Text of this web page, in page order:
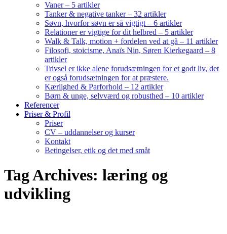
Vaner – 5 artikler
Tanker & negative tanker – 32 artikler
Søvn, hvorfor søvn er så vigtigt – 6 artikler
Relationer er vigtige for dit helbred – 5 artikler
Walk & Talk, motion + fordelen ved at gå – 11 artikler
Filosofi, stoicisme, Anaïs Nin, Søren Kierkegaard – 8
artikler
Trivsel er ikke alene forudsætningen for et godt liv, det
er også forudsætningen for at præstere.
Kærlighed & Parforhold – 12 artikler
Børn & unge, selvværd og robusthed – 10 artikler
Referencer
Priser & Profil
Priser
CV – uddannelser og kurser
Kontakt
Betingelser, etik og det med småt
Tag Archives: læring og
udvikling